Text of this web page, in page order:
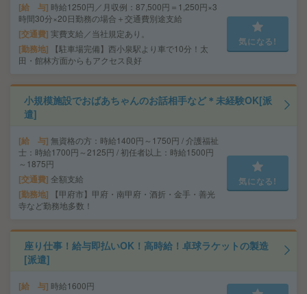
給 与 時給1250円／月収例：87,500円＝1,250円×3
時間30分×20日勤務の場合＋交通費別途支給
交通費 実費支給／当社規定あり。
勤務地
【駐車場完備】西小泉駅より車で10分！太
田・館林方面からもアクセス良好
気になる!
小規模施設でおばあちゃんのお話相手など＊未経験OK[派
遣]
給 与 無資格の方：時給1400円～1750円 / 介護福祉
士：時給1700円～2125円 / 初任者以上：時給1500円
～1875円
交通費 全額支給
勤務地
【甲府市】甲府・南甲府・酒折・金手・善光
寺など勤務地多数！
気になる!
座り仕事！給与即払いOK！高時給！卓球ラケットの製造
[派遣]
給 与 時給1600円